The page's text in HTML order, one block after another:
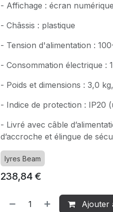
- Affichage : écran
- Châssis : plastique
- Tension d'alimentation :
- Consommation électrique :
- Poids et dimensions : 3,0
- Indice de protection : IP20
- Livré avec câble
d’accroche et élingue de
lyres Beam
238,84 €
Ajouter